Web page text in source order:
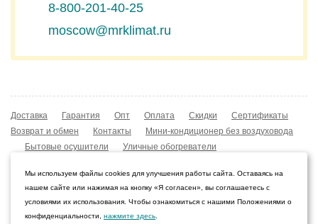
8-800-201-40-25
moscow@mrklimat.ru
Доставка Гарантия Опт Оплата Скидки
Сертификаты
Возврат и обмен
Контакты
Мини-кондиционер без воздуховода
Бытовые осушители
Уличные обогреватели
Охладители воздуха
Конвекторы NOBO
© 2009–2026 Интернет-магазин «Мистер Климат»
Мы используем файлы cookies для улучшения работы сайта. Оставаясь на
нашем сайте или нажимая на кнопку «Я согласен», вы соглашаетесь с
условиями их использования. Чтобы ознакомиться с нашими Положениями о
конфиденциальности, нажмите здесь